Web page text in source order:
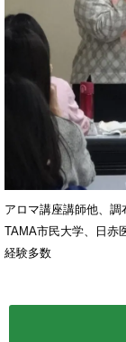
アロマ講座講師他、調
TAMA市民大学、日赤
経験多数